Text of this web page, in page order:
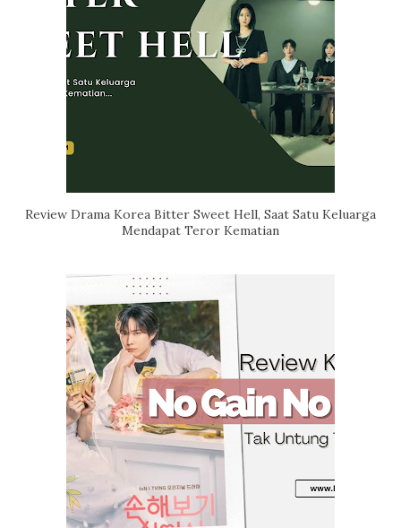
Review Drama Korea Bitter Sweet Hell, Saat Satu Keluarga
Mendapat Teror Kematian